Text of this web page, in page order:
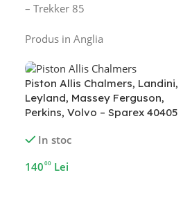
– Trekker 85
Produs in Anglia
Piston Allis Chalmers, Landini,
Leyland, Massey Ferguson,
Perkins, Volvo – Sparex 40405
In stoc
14000 Lei